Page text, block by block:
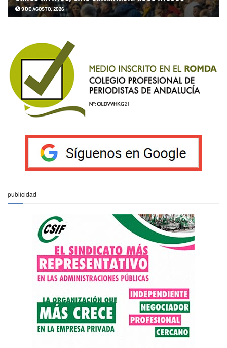
9 DE AGOSTO, 2026
publicidad